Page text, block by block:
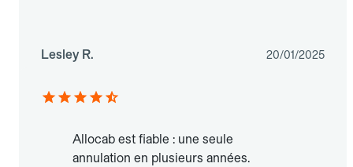
Lesley R. 20/01/2025
Allocab est fiable : une seule
annulation en plusieurs années.